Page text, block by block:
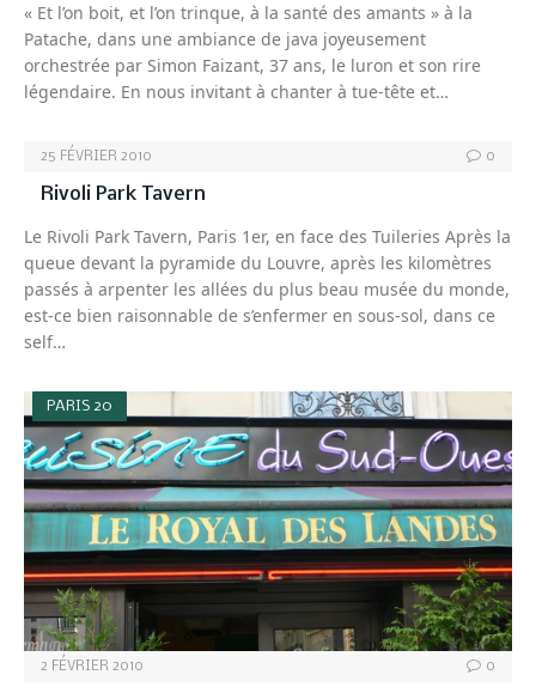
« Et l’on boit, et l’on trinque, à la santé des amants » à la
Patache, dans une ambiance de java joyeusement
orchestrée par Simon Faizant, 37 ans, le luron et son rire
légendaire. En nous invitant à chanter à tue-tête et…
25 FÉVRIER 2010 0
Rivoli Park Tavern
Le Rivoli Park Tavern, Paris 1er, en face des Tuileries Après la
queue devant la pyramide du Louvre, après les kilomètres
passés à arpenter les allées du plus beau musée du monde,
est-ce bien raisonnable de s’enfermer en sous-sol, dans ce
self…
PARIS 20
2 FÉVRIER 2010 0